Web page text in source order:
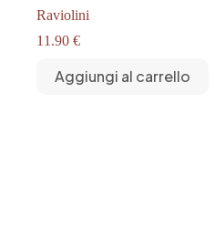
Raviolini
11.90 €
Aggiungi al carrello